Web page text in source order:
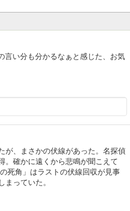
い分も分かるなぁと感じた、お気
が、まさかの伏線があった。名探偵
。確かに遠くから悲鳴が聞こえて
死角」はラストの伏線回収が見事
っていた。